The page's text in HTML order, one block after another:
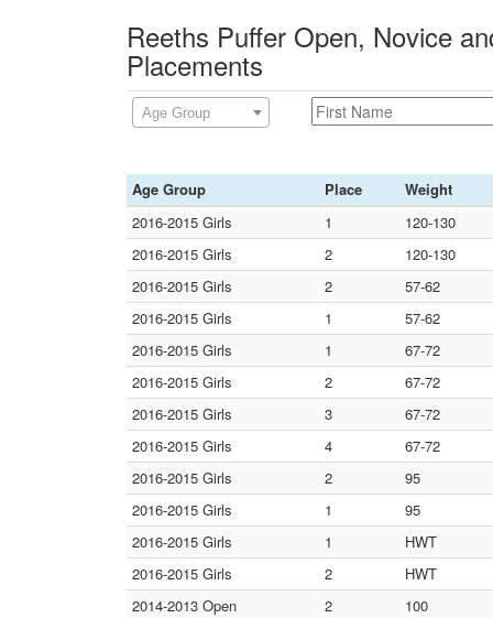
Reeths Puffer Open, Novice
Placements
Age Group
Age Group Place
Weight
2016-2015 Girls
1
120-130
2016-2015 Girls
2
120-130
2016-2015 Girls
2
57-62
2016-2015 Girls
1
57-62
2016-2015 Girls
1
67-72
2016-2015 Girls
2
67-72
2016-2015 Girls
3
67-72
2016-2015 Girls
4
67-72
2016-2015 Girls
2
95
2016-2015 Girls
1
95
2016-2015 Girls
1
HWT
2016-2015 Girls
2
HWT
2014-2013 Open
2
100